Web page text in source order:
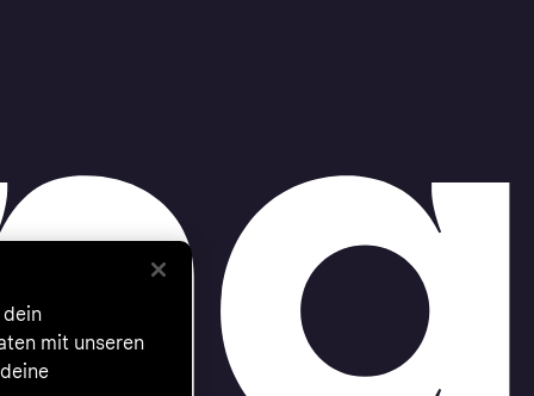
dein
mit unseren